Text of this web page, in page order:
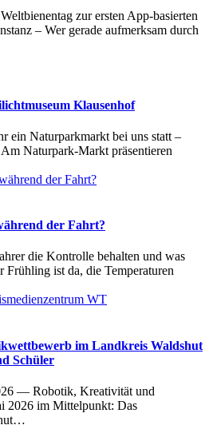
zur ersten App-basierten
– Wer gerade aufmerksam durch
Klausenhof
ein Naturparkmarkt bei uns statt –
Naturpark-Markt präsentieren
der Fahrt?
die Kontrolle behalten und was
ist da, die Temperaturen
im Landkreis Waldshut
Schüler
— Robotik, Kreativität und
2026 im Mittelpunkt: Das